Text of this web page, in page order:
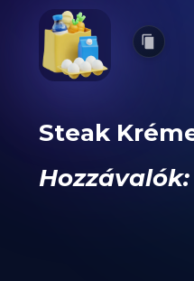
Steak
Hozzávalók: